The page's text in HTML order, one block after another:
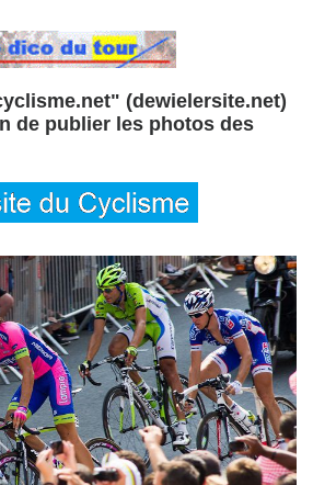
(dewielersite.net)
de publier les photos des